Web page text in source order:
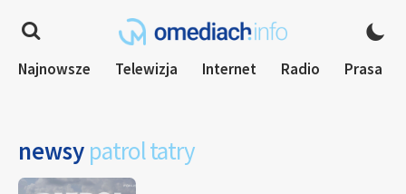
Najnowsze Telewizja Internet Radio Prasa
newsy patrol tatry